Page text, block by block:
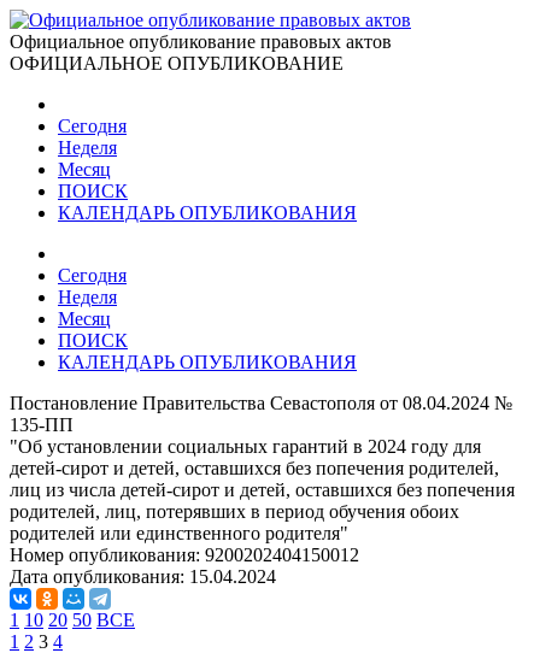
Официальное опубликование правовых актов
ОФИЦИАЛЬНОЕ ОПУБЛИКОВАНИЕ
Сегодня
Неделя
Месяц
ПОИСК
КАЛЕНДАРЬ ОПУБЛИКОВАНИЯ
Сегодня
Неделя
Месяц
ПОИСК
КАЛЕНДАРЬ ОПУБЛИКОВАНИЯ
Постановление Правительства Севастополя от 08.04.2024 №
135-ПП
"Об установлении социальных гарантий в 2024 году для
детей-сирот и детей, оставшихся без попечения родителей,
лиц из числа детей-сирот и детей, оставшихся без попечения
родителей, лиц, потерявших в период обучения обоих
родителей или единственного родителя"
Номер опубликования: 9200202404150012
Дата опубликования: 15.04.2024
1 10 20 50 ВСЕ
1 2 3 4